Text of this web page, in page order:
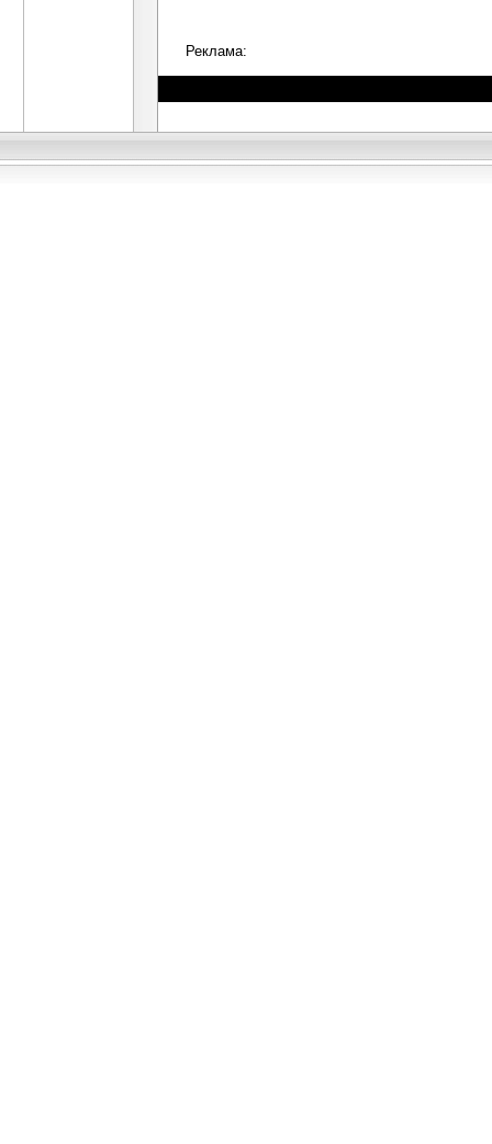
Реклама: